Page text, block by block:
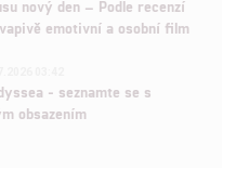
nový den – Podle recenzí
emotivní a osobní film
- seznamte se s
obsazením